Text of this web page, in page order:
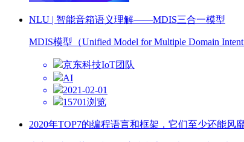
NLU | 智能音箱语义理解——MDIS三合一模型
MDIS模型（Unified Model for Multiple Domain
京东科技IoT团队
AI
2021-02-01
15701浏览
2020年TOP7的编程语言和框架，它们至少还能风